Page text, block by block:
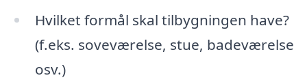
Hvilket formål skal tilbygningen have?
(f.eks. soveværelse, stue, badeværelse
osv.)